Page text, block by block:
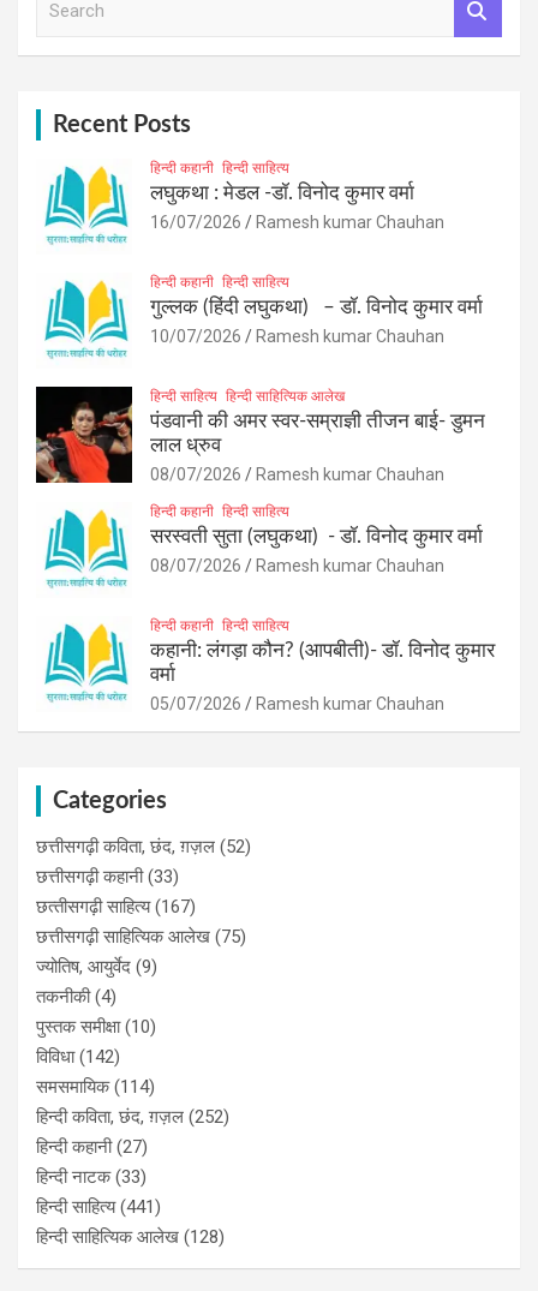
Recent Posts
हिन्दी कहानी हिन्दी साहित्य
लघुकथा : मेडल -डॉ. विनोद कुमार वर्मा
16/07/2026 Ramesh kumar Chauhan
हिन्दी कहानी हिन्दी साहित्य
गुल्लक (हिंदी लघुकथा) – डॉ. विनोद कुमार वर्मा
10/07/2026 Ramesh kumar Chauhan
हिन्दी साहित्य हिन्दी साहित्यिक आलेख
पंडवानी की अमर स्वर-सम्राज्ञी तीजन बाई- डुमन
लाल ध्रुव
08/07/2026 Ramesh kumar Chauhan
हिन्दी कहानी हिन्दी साहित्य
सरस्वती सुता (लघुकथा) ​- डॉ. विनोद कुमार वर्मा
08/07/2026 Ramesh kumar Chauhan
हिन्दी कहानी हिन्दी साहित्य
कहानी: लंगड़ा कौन? (आपबीती)​- डॉ. विनोद कुमार
वर्मा
05/07/2026 Ramesh kumar Chauhan
Categories
छत्तीसगढ़ी कविता, छंद, ग़ज़ल (52)
छत्तीसगढ़ी कहानी(33)
छत्‍तीसगढ़ी साहित्‍य(167)
छत्तीसगढ़ी साहित्यिक आलेख (75)
ज्योतिष, आयुर्वेद (9)
तकनीकी(4)
पुस्‍तक समीक्षा(10)
विविधा(142)
समसमायिक(114)
हिन्दी कविता, छंद, ग़ज़ल (252)
हिन्दी कहानी(27)
हिन्‍दी नाटक(33)
हिन्दी साहित्य(441)
हिन्दी साहित्यिक आलेख (128)